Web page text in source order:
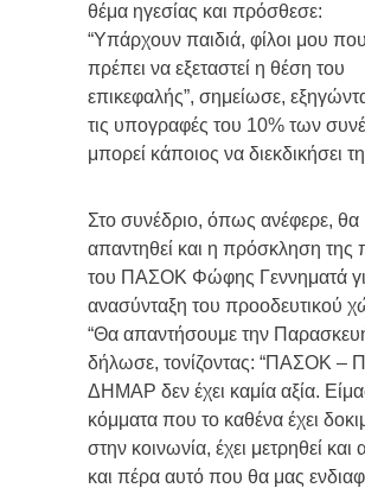
θέμα ηγεσίας και πρόσθεσε:
“Υπάρχουν παιδιά, φίλοι μου που
πρέπει να εξεταστεί η θέση του
επικεφαλής”, σημείωσε,
τις υπογραφές του 10% των
μπορεί κάποιος να διεκδικήσει
Στο συνέδριο, όπως ανέφερε, θα
απαντηθεί και η πρόσκληση της
του ΠΑΣΟΚ Φώφης Γεννηματά
ανασύνταξη του προοδευτικού
“Θα απαντήσουμε την
δήλωσε, τονίζοντας: “ΠΑΣΟΚ –
ΔΗΜΑΡ δεν έχει καμία αξία.
κόμματα που το καθένα έχει
στην κοινωνία, έχει μετρηθεί
και πέρα αυτό που θα μας